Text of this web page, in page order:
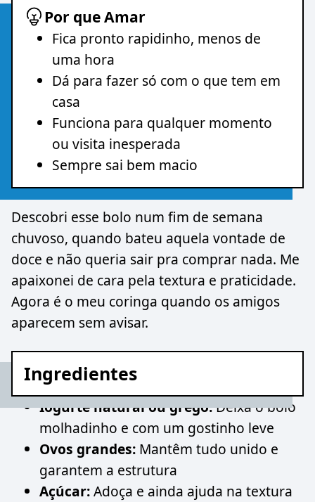
Por que Amar
Fica pronto rapidinho, menos de
uma hora
Dá para fazer só com o que tem em
casa
Funciona para qualquer momento
ou visita inesperada
Sempre sai bem macio
Descobri esse bolo num fim de semana
chuvoso, quando bateu aquela vontade de
doce e não queria sair pra comprar nada. Me
apaixonei de cara pela textura e praticidade.
Agora é o meu coringa quando os amigos
aparecem sem avisar.
Ingredientes
Iogurte natural ou grego:Deixa o bolo
molhadinho e com um gostinho leve
Ovos grandes: Mantêm tudo unido e
garantem a estrutura
Açúcar:Adoça e ainda ajuda na textura